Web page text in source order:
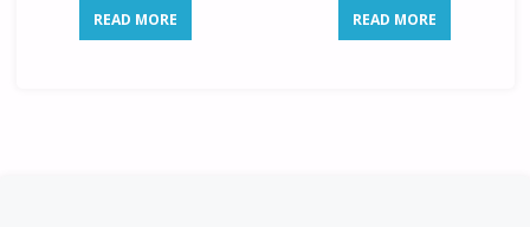
READ MORE READ MORE